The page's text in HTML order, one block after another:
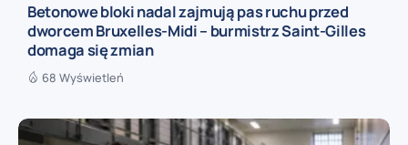
Betonowe bloki nadal zajmują pas ruchu przed
dworcem Bruxelles-Midi – burmistrz Saint-Gilles
domaga się zmian
68 Wyświetleń